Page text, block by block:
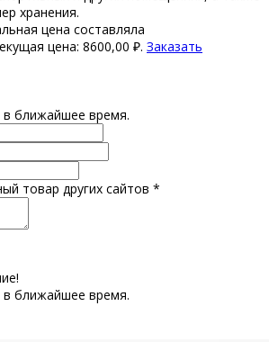
хранения.
цена составляла
цена: 8600,00 ₽. Заказать
ближайшее время.
товар других сайтов *
ближайшее время.